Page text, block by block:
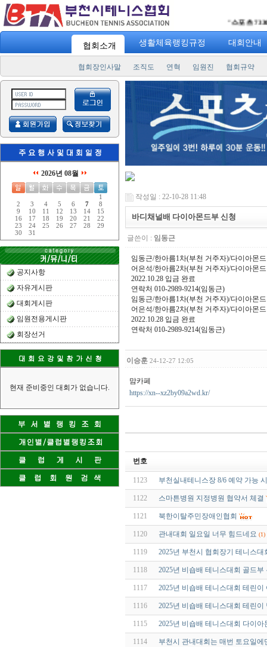
스포츠 7330" 일주
협회소개 생활체육랭킹규정 대회안내
협회장인사말 조직도 연혁 임원진 협회규약
2026년 08월
1
2
3 4 5 6 7
8
9
10 11 12 13 14
15
16
17 18 19 20 21
22
23
24 25 26 27 28
29
30
31
공지사항
자유게시판
대회게시판
임원전용게시판
회장선거
현재 준비중인 대회가 없습니다.
작성일 : 22-10-28 11:48
바디채널배 다이아몬드부 신청
글쓴이 : 임동근
임동근/한아름1차(부천 거주자)/다이아몬드
어은석/한아름2차(부천 거주자)/다이아몬드
2022.10.28 입금 완료
연락처 010-2989-9214(임동근)
임동근/한아름1차(부천 거주자)/다이아몬드
어은석/한아름2차(부천 거주자)/다이아몬드
2022.10.28 입금 완료
연락처 010-2989-9214(임동근)
이승훈 24-12-27 12:05
맘카페
https://xn--xz2by09a2wd.kr/
번호
1123 부천실내테니스장 8/6 예약 가능
1122 스마튼병원 지정병원 협약서 체결
1121 북한이탈주민장애인협회
1120 관내대회 일요일 너무 힘드네요 (1)
1119 2025년 부천시 협회장기 테니스대
1118 2025년 비숍배 테니스대회 골드부
1117 2025년 비숍배 테니스대회 테린
1116 2025년 비숍배 테니스대회 테린
1115 2025년 비숍배 테니스대회 다이
1114 부천시 관내대회는 매번 토요일에